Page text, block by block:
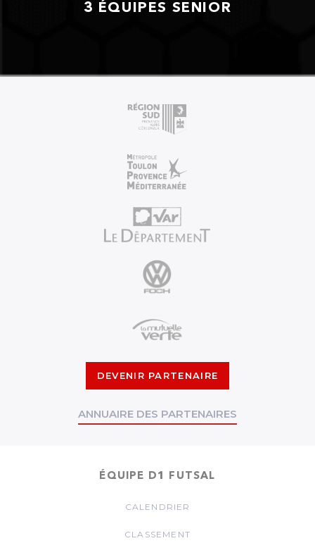
3 ÉQUIPES SENIOR
DEVENIR PARTENAIRE
ANNUAIRE DES PARTENAIRES
ÉQUIPE D1 FUTSAL
CALENDRIER
CLASSEMENT